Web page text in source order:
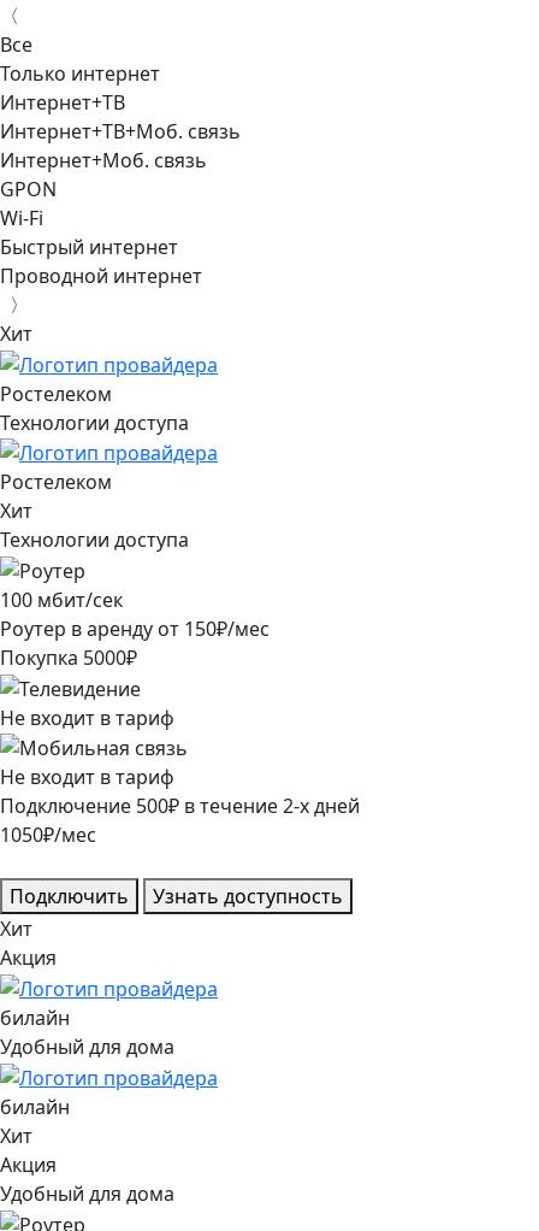
〈
Все
Только интернет
Интернет+ТВ
Интернет+ТВ+Моб. связь
Интернет+Моб. связь
GPON
Wi-Fi
Быстрый интернет
Проводной интернет
〉
Хит
Ростелеком
Технологии доступа
Ростелеком
Хит
Технологии доступа
100 мбит/сек
Роутер в аренду от 150₽/мес
Покупка 5000₽
Не входит в тариф
Не входит в тариф
Подключение 500₽ в течение2-х дней
1050₽/мес
Подключить
Узнать доступность
Хит
Акция
билайн
Удобный для дома
билайн
Хит
Акция
Удобный для дома